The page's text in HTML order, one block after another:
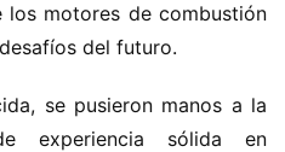
los motores de combustión
del futuro.
se pusieron manos a la
experiencia sólida en